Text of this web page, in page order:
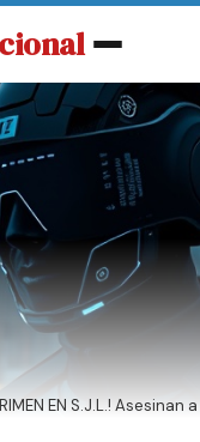
EN S.J.L.!